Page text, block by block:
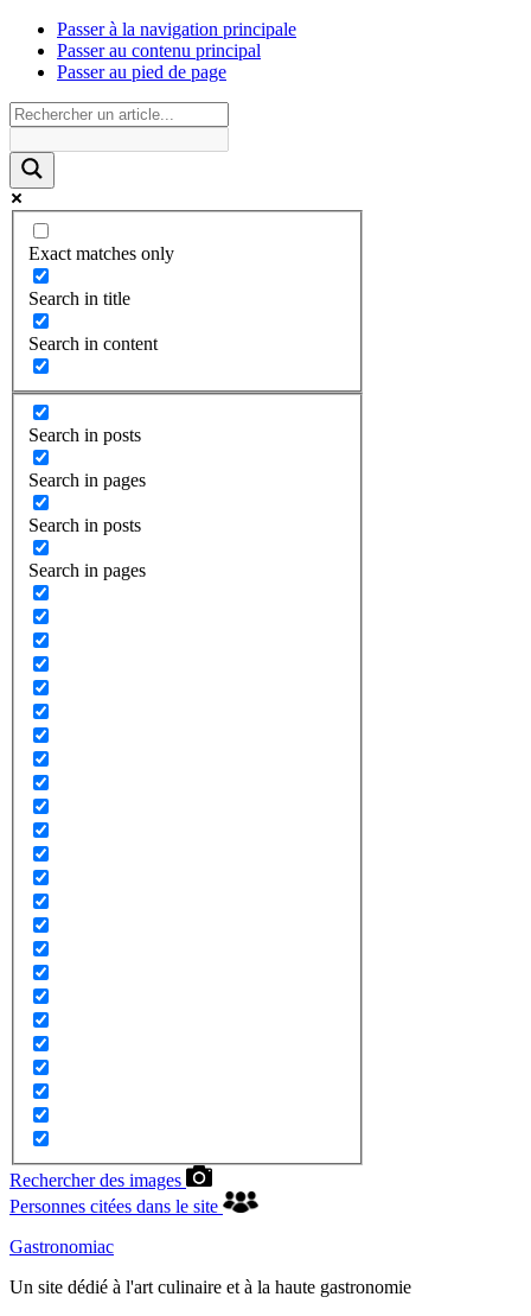
Passer à la navigation principale
Passer au contenu principal
Passer au pied de page
Exact matches only
Search in title
Search in content
Search in posts
Search in pages
Search in posts
Search in pages
Rechercher des images
Personnes citées dans le site
Gastronomiac
Un site dédié à l'art culinaire et à la haute gastronomie